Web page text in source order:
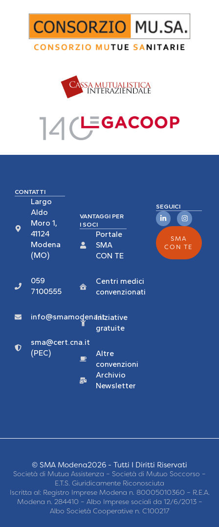
CONTATTI
Largo
Aldo
Moro 1,
41124
Modena
(MO)
059
7100555
info@smamodena.it
sma@cert.cna.it
(PEC)
VANTAGGI PER
I SOCI
Portale
SMA
CON TE
Centri medici
convenzionati
Iniziative
gratuite
Altre
convenzioni
Archivio
Newsletter
SEGUICI
SMA
CON TE
© SMA Modena2026 - Tutti I Diritti Riservati
Società di Mutua Assistenza – Società di Mutuo Soccorso –
E.T.S. Giuridicamente Riconosciuta
Iscritta al: Registro Imprese Modena n. 80005010360 – R.E.A.
Modena n. 284410 – Albo Imprese sociali da 12/6/2013 –
Albo Società Cooperative n. C100217